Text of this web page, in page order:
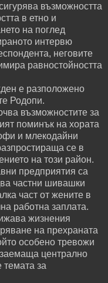
възможността
в етно и
на поглед
интервю
неговите
равностойността
е разположено
Родопи.
възможностите за
поминък на хората
и млекодайни
се в
на този район.
предприятия са
частни шивашки
част от жените в
работна заплата.
жизнения
на прехраната
особено тревожи
централно
темата за